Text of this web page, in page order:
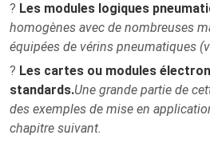
? Les modules logiques
homogènes avec de nombreuses
équipées de vérins pneumatiques
? Les cartes ou modules
standards.Une grande partie de
des exemples de mise en
chapitre suivant.